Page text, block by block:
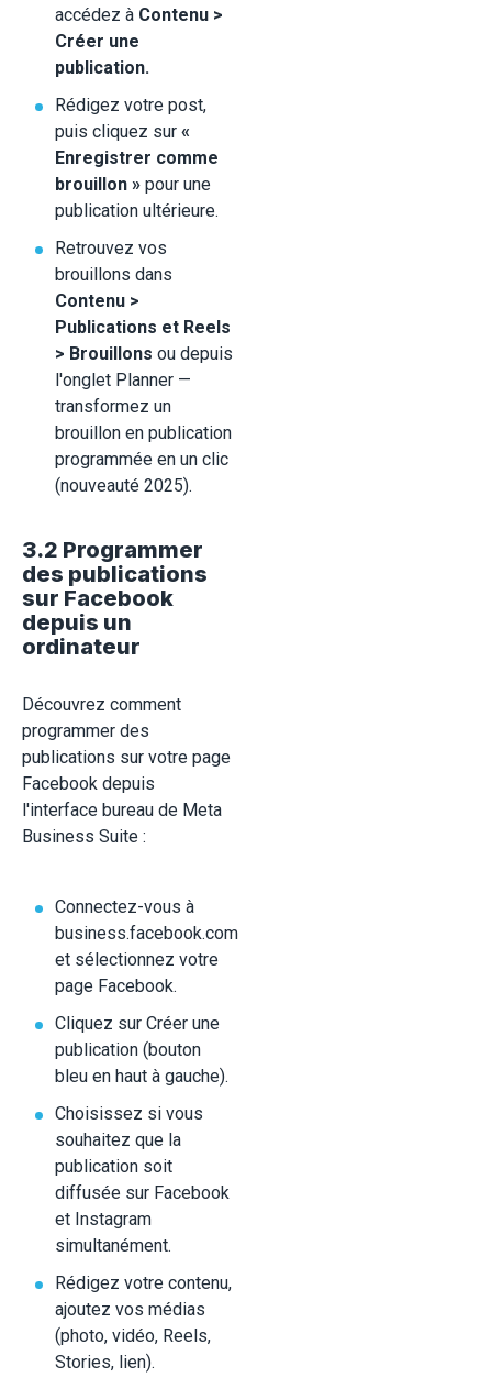
accédez à Contenu >
Créer une
publication.
Rédigez votre post,
puis cliquez sur «
Enregistrer comme
brouillon » pour une
publication ultérieure.
Retrouvez vos
brouillons dans
Contenu >
Publications et Reels
> Brouillons ou depuis
l'onglet Planner —
transformez un
brouillon en publication
programmée en un clic
(nouveauté 2025).
3.2 Programmer
des publications
sur Facebook
depuis un
ordinateur
Découvrez comment
programmer des
publications sur votre page
Facebook depuis
l'interface bureau de Meta
Business Suite :
Connectez-vous à
business.facebook.com
et sélectionnez votre
page Facebook.
Cliquez sur Créer une
publication (bouton
bleu en haut à gauche).
Choisissez si vous
souhaitez que la
publication soit
diffusée sur Facebook
et Instagram
simultanément.
Rédigez votre contenu,
ajoutez vos médias
(photo, vidéo, Reels,
Stories, lien).